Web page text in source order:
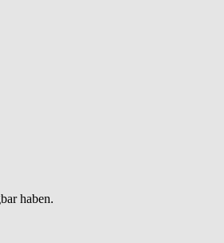
haben.